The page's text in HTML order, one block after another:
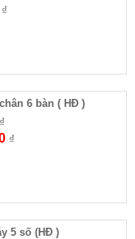
6 bàn ( HĐ )
₫
5 số (HĐ )